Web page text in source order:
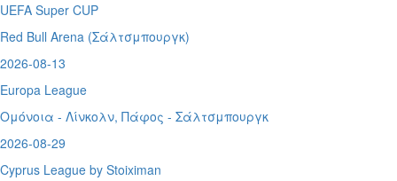
UEFA Super CUP
Red Bull Arena (Σάλτσμπουργκ)
2026-08-13
Europa League
Ομόνοια - Λίνκολν, Πάφος - Σάλτσμπουργκ
2026-08-29
Cyprus League by Stoiximan